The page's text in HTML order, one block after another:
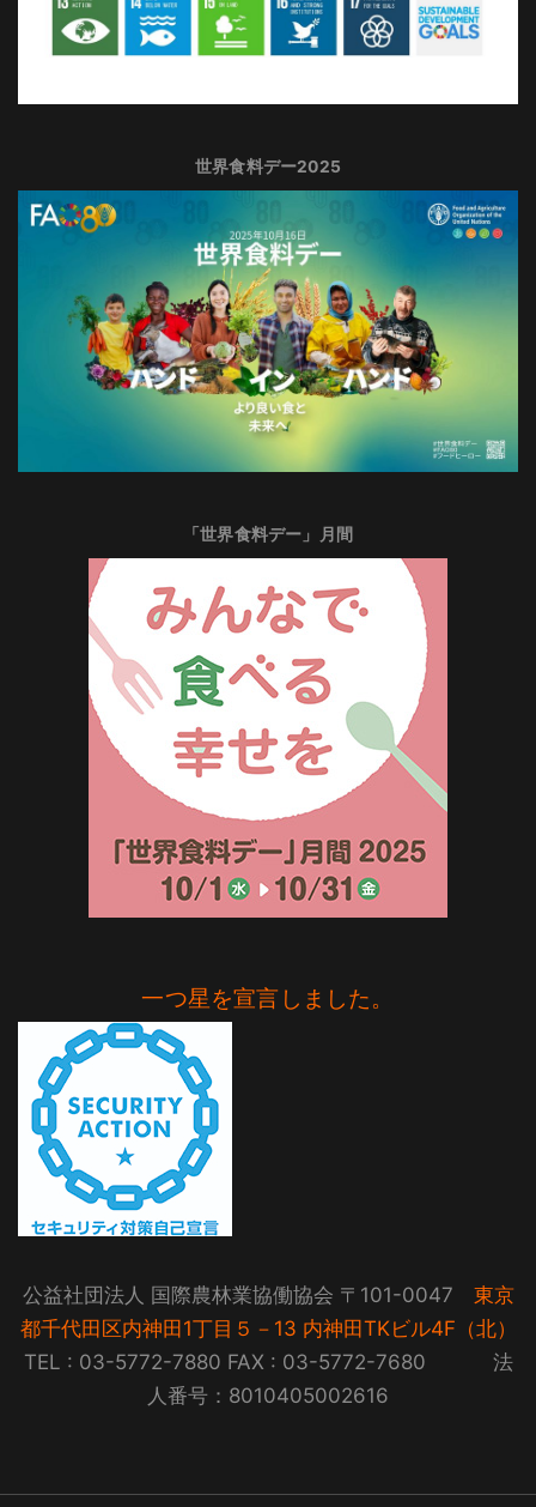
世界食料デー2025
「世界食料デー」月間
一つ星を宣言しました。
公益社団法人 国際農林業協働協会 〒101-0047 東京
都千代田区内神田1丁目５－13 内神田TKビル4F（北）
TEL : 03-5772-7880 FAX : 03-5772-7680 法
人番号：8010405002616